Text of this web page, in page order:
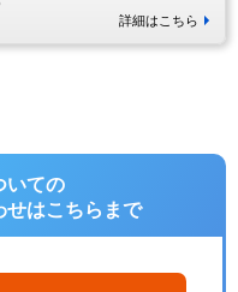
詳細はこちら
いての
せはこちらまで